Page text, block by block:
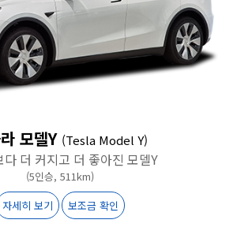
모델Y (Tesla Model Y)
더 커지고 더 좋아진 모델Y
(5인승, 511km)
자세히 보기
보조금 확인